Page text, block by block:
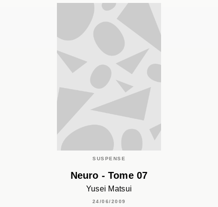
SUSPENSE
Neuro - Tome 07
Yusei Matsui
24/06/2009